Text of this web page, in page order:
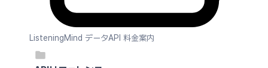
ListeningMind データAPI 料金案内